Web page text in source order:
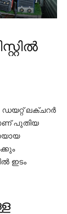
ഡയറ്റ് ലക്ചറര്‍
പുതിയ
ഇടം